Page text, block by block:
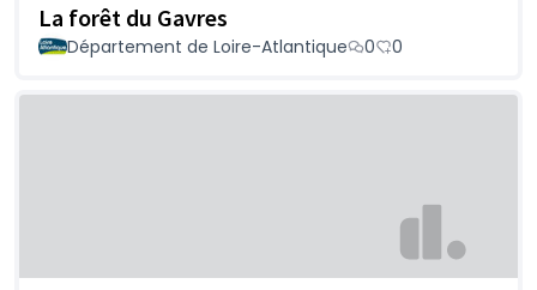
La forêt du Gavres
Département de Loire-Atlantique 0 0